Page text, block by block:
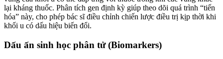
lại kháng thuốc. Phân tích gen định kỳ giúp theo dõi quá trình “tiến
hóa” này, cho phép bác sĩ điều chỉnh chiến lược điều trị kịp thời khi
khối u có dấu hiệu biến đổi.
Dấu ấn sinh học phân tử (Biomarkers)